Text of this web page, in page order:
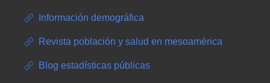
Información demográfica
Revista población y salud en mesoamérica
Blog estadísticas públicas